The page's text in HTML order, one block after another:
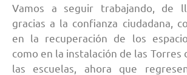
Vamos a seguir trabajando, de
gracias a la confianza ciudadana,
en la recuperación de los
como en la instalación de las Torres
las escuelas, ahora que